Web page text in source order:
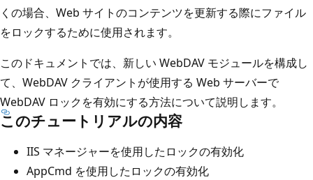
くの場合、Web サイトのコンテンツを更新する際にファイル
をロックするために使用されます。
このドキュメントでは、新しい WebDAV モジュールを構成し
て、WebDAV クライアントが使用する Web サーバーで
WebDAV ロックを有効にする方法について説明します。
このチュートリアルの内容
IIS マネージャーを使用したロックの有効化
AppCmd を使用したロックの有効化